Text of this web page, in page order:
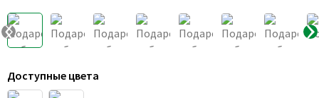
Доступные цвета